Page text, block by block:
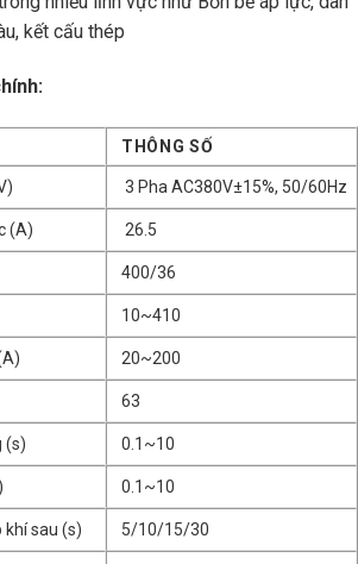
kết cấu thép
THÔNG SỐ
3 Pha AC380V±15%, 50/60Hz
(A) 26.5
400/36
10~410
20~200
63
(s) 0.1~10
0.1~10
khí sau (s) 5/10/15/30